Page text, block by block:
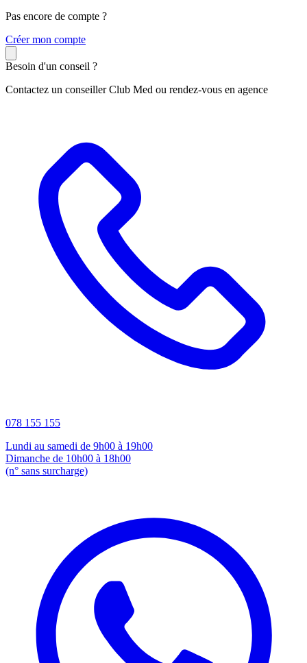
Pas encore de compte ?
Créer mon compte
Besoin d'un conseil ?
Contactez un conseiller Club Med ou rendez-vous en agence
078 155 155
Lundi au samedi de 9h00 à 19h00
Dimanche de 10h00 à 18h00
(n° sans surcharge)